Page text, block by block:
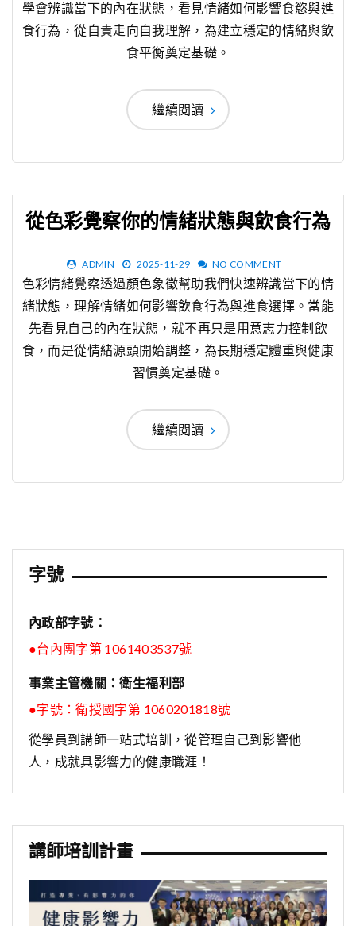
學會辨識當下的內在狀態，看見情緒如何影響食慾與進
食行為，從自責走向自我理解，為建立穩定的情緒與飲
食平衡奠定基礎。
繼續閱讀
從色彩覺察你的情緒狀態與飲食行為
ADMIN 2025-11-29 NO COMMENT
色彩情緒覺察透過顏色象徵幫助我們快速辨識當下的情
緒狀態，理解情緒如何影響飲食行為與進食選擇。當能
先看見自己的內在狀態，就不再只是用意志力控制飲
食，而是從情緒源頭開始調整，為長期穩定體重與健康
習慣奠定基礎。
繼續閱讀
字號
內政部字號：
●台內團字第 1061403537號
事業主管機關：衛生福利部
●字號：衛授國字第 1060201818號
從學員到講師一站式培訓，從管理自己到影響他
人，成就具影響力的健康職涯！
講師培訓計畫